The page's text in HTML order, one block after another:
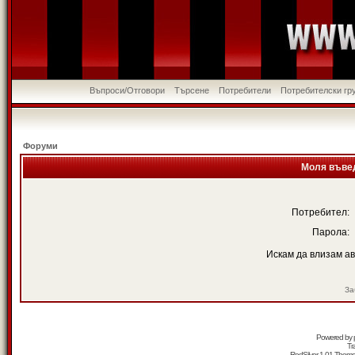
Въпроси/Отговори Търсене Потребители Потребителски
Форуми
Моля
Потребител:
Парола:
Искам да влизам
Powered by